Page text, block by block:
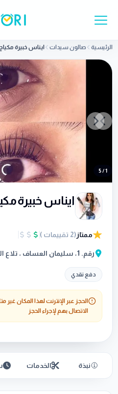
الرئيسية صالون سيدات ايناس خبيرة
Previous slide
Next slide
1
/
5
ايناس خبيرة
ممتاز (
2 تقييمات)
رقم. 1، سليمان العساف ، تلاع العلي ، عمان
دفع نقدي
الحجز عبر الإنترنت لهذا المكان غير
الاتصال بهم لإجراء الحجز
نبذة الخدمات